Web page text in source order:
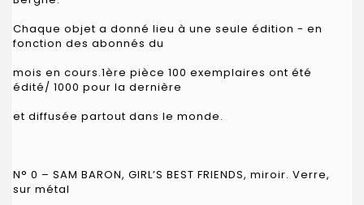
Chaque objet a donné lieu à une seule édition - en
fonction des abonnés du
mois en cours.1ère pièce 100 exemplaires ont été
édité/ 1000 pour la dernière
et diffusée partout dans le monde.
N° 0 – SAM BARON, GIRL’S BEST FRIENDS, miroir. Verre,
sur métal